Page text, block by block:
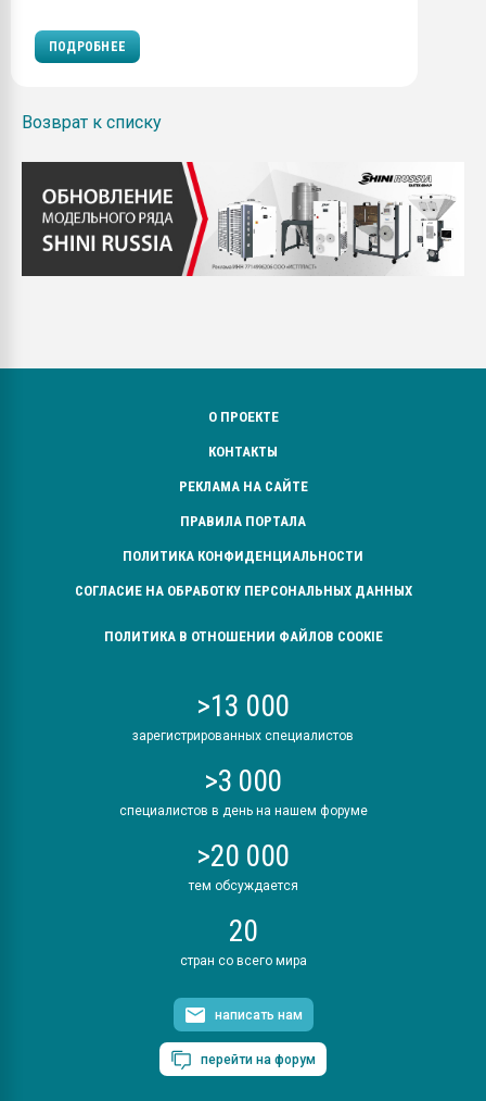
ПОДРОБНЕЕ
Возврат к списку
О ПРОЕКТЕ
КОНТАКТЫ
РЕКЛАМА НА САЙТЕ
ПРАВИЛА ПОРТАЛА
ПОЛИТИКА КОНФИДЕНЦИАЛЬНОСТИ
СОГЛАСИЕ НА ОБРАБОТКУ ПЕРСОНАЛЬНЫХ ДАННЫХ
ПОЛИТИКА В ОТНОШЕНИИ ФАЙЛОВ COOKIE
>13 000
зарегистрированных специалистов
>3 000
специалистов в день на нашем форуме
>20 000
тем обсуждается
20
стран со всего мира
написать нам
перейти на форум